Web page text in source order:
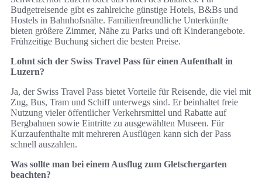
Budgetreisende gibt es zahlreiche günstige Hotels, B&Bs und
Hostels in Bahnhofsnähe. Familienfreundliche Unterkünfte
bieten größere Zimmer, Nähe zu Parks und oft Kinderangebote.
Frühzeitige Buchung sichert die besten Preise.
Lohnt sich der Swiss Travel Pass für einen Aufenthalt in
Luzern?
Ja, der Swiss Travel Pass bietet Vorteile für Reisende, die viel mit
Zug, Bus, Tram und Schiff unterwegs sind. Er beinhaltet freie
Nutzung vieler öffentlicher Verkehrsmittel und Rabatte auf
Bergbahnen sowie Eintritte zu ausgewählten Museen. Für
Kurzaufenthalte mit mehreren Ausflügen kann sich der Pass
schnell auszahlen.
Was sollte man bei einem Ausflug zum Gletschergarten
beachten?